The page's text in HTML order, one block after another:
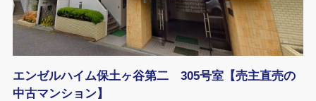
エンゼルハイム保土ヶ谷第二 305号室【売主直売の
中古マンション】